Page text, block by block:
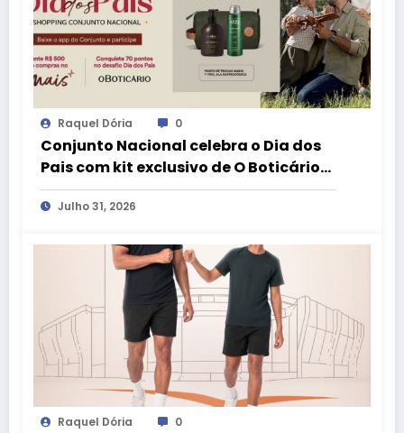
Raquel Dória 0
Conjunto Nacional celebra o Dia dos
Pais com kit exclusivo de O Boticário
no aplicativo aMais
Julho 31, 2026
Raquel Dória 0